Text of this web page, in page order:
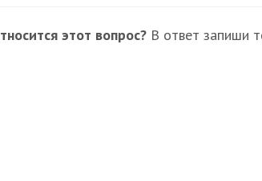
этот вопрос? В ответ запиши